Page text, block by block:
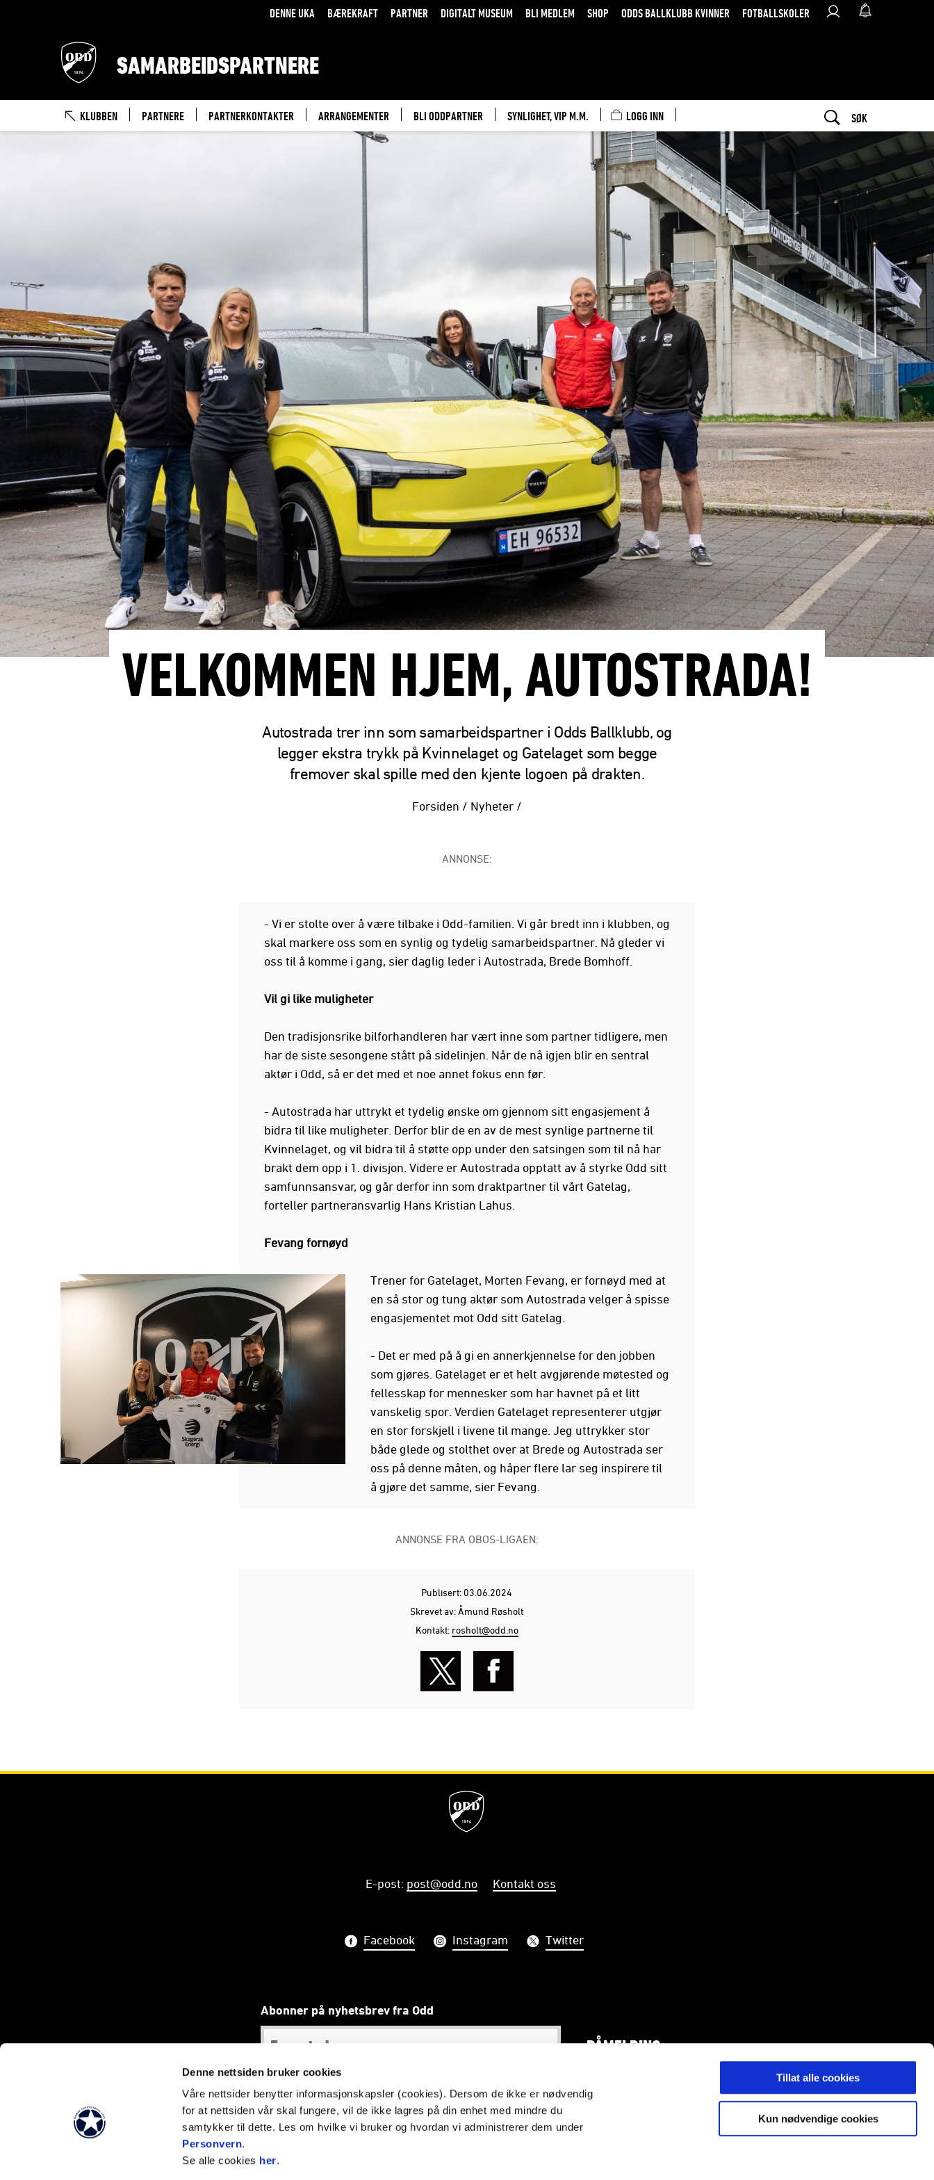
Denne nettsiden bruker cookies
Våre nettsider benytter informasjonskapsler (cookies). Dersom de ikke er nødvendig
for at nettsiden vår skal fungere, vil de ikke lagres på din enhet med mindre du
samtykker til dette. Les om hvilke vi bruker og hvordan vi administrerer dem under
Personvern.
Se alle cookies her.
Tillat alle cookies
Kun nødvendige cookies
DENNE UKA BÆREKRAFT PARTNER DIGITALT MUSEUM BLI MEDLEM SHOP ODDS BALLKLUBB KVINNER FOTBALLSKOLER
SAMARBEIDSPARTNERE
KLUBBEN PARTNERE PARTNERKONTAKTER ARRANGEMENTER BLI ODDPARTNER SYNLIGHET, VIP M.M. LOGG INN SØK
VELKOMMEN HJEM, AUTOSTRADA!
Autostrada trer inn som samarbeidspartner i Odds Ballklubb, og
legger ekstra trykk på Kvinnelaget og Gatelaget som begge
fremover skal spille med den kjente logoen på drakten.
Forsiden / Nyheter /
ANNONSE:
- Vi er stolte over å være tilbake i Odd-familien. Vi går bredt inn i klubben, og
skal markere oss som en synlig og tydelig samarbeidspartner. Nå gleder vi
oss til å komme i gang, sier daglig leder i Autostrada, Brede Bomhoff.
Vil gi like muligheter
Den tradisjonsrike bilforhandleren har vært inne som partner tidligere, men
har de siste sesongene stått på sidelinjen. Når de nå igjen blir en sentral
aktør i Odd, så er det med et noe annet fokus enn før.
- Autostrada har uttrykt et tydelig ønske om gjennom sitt engasjement å
bidra til like muligheter. Derfor blir de en av de mest synlige partnerne til
Kvinnelaget, og vil bidra til å støtte opp under den satsingen som til nå har
brakt dem opp i 1. divisjon. Videre er Autostrada opptatt av å styrke Odd sitt
samfunnsansvar, og går derfor inn som draktpartner til vårt Gatelag,
forteller partneransvarlig Hans Kristian Lahus.
Fevang fornøyd
Trener for Gatelaget, Morten Fevang, er fornøyd med at
en så stor og tung aktør som Autostrada velger å spisse
engasjementet mot Odd sitt Gatelag.
- Det er med på å gi en annerkjennelse for den jobben
som gjøres. Gatelaget er et helt avgjørende møtested og
fellesskap for mennesker som har havnet på et litt
vanskelig spor. Verdien Gatelaget representerer utgjør
en stor forskjell i livene til mange. Jeg uttrykker stor
både glede og stolthet over at Brede og Autostrada ser
oss på denne måten, og håper flere lar seg inspirere til
å gjøre det samme, sier Fevang.
ANNONSE FRA OBOS-LIGAEN:
Publisert: 03.06.2024
Skrevet av: Åmund Røsholt
Kontakt: rosholt@odd.no
E-post: post@odd.no Kontakt oss
Facebook Instagram Twitter
Abonner på nyhetsbrev fra Odd
PÅMELDING
Vi skal gjøre telemarkinger stolte